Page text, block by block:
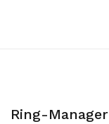
Ring-Manager